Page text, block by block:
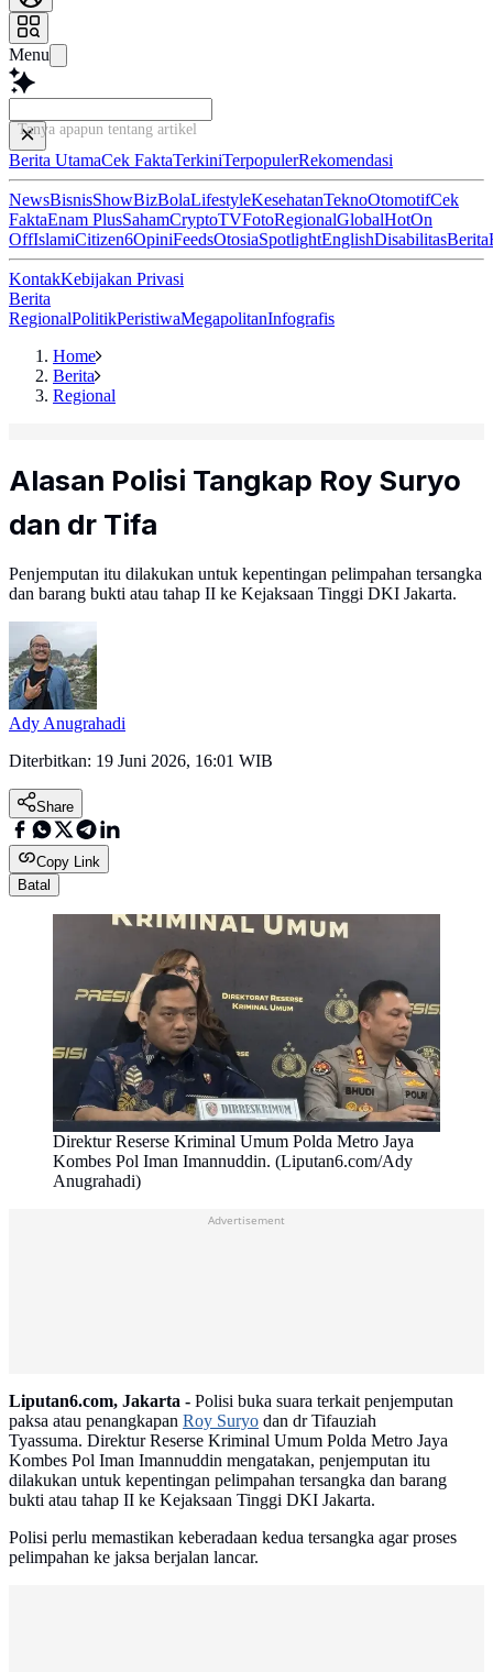
Menu
Tanya apapun tentang artikel ini...
Berita UtamaCek FaktaTerkiniTerpopulerRekomendasi
NewsBisnisShowBizBolaLifestyleKesehatanTeknoOtomotifCek
FaktaEnam PlusSahamCryptoTVFotoRegionalGlobalHotOn
OffIslamiCitizen6OpiniFeedsOtosiaSpotlightEnglishDisabilitasBerita
KontakKebijakan Privasi
Berita
RegionalPolitikPeristiwaMegapolitanInfografis
Home
Berita
Regional
Alasan Polisi Tangkap Roy Suryo
dan dr Tifa
Penjemputan itu dilakukan untuk kepentingan pelimpahan tersangka
dan barang bukti atau tahap II ke Kejaksaan Tinggi DKI Jakarta.
Ady Anugrahadi
Diterbitkan: 19 Juni 2026, 16:01 WIB
Share
Copy Link
Batal
Direktur Reserse Kriminal Umum Polda Metro Jaya
Kombes Pol Iman Imannuddin. (Liputan6.com/Ady
Anugrahadi)
Advertisement
Liputan6.com, Jakarta - Polisi buka suara terkait penjemputan
paksa atau penangkapan Roy Suryo dan dr Tifauziah
Tyassuma. Direktur Reserse Kriminal Umum Polda Metro Jaya
Kombes Pol Iman Imannuddin mengatakan, penjemputan itu
dilakukan untuk kepentingan pelimpahan tersangka dan barang
bukti atau tahap II ke Kejaksaan Tinggi DKI Jakarta.
Polisi perlu memastikan keberadaan kedua tersangka agar proses
pelimpahan ke jaksa berjalan lancar.